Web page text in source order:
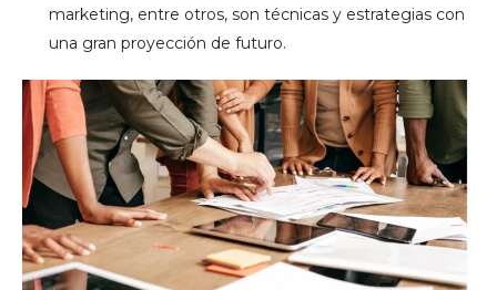
marketing, entre otros, son técnicas y estrategias con
una gran proyección de futuro.